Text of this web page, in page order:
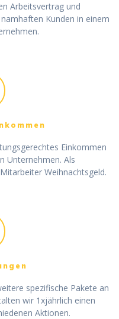
Arbeitsvertrag und
Kunden in einem
Einkommen
Unternehmen. Als
Weihnachtsgeld.
spezifische Pakete an
wir 1xjährlich einen
Aktionen.